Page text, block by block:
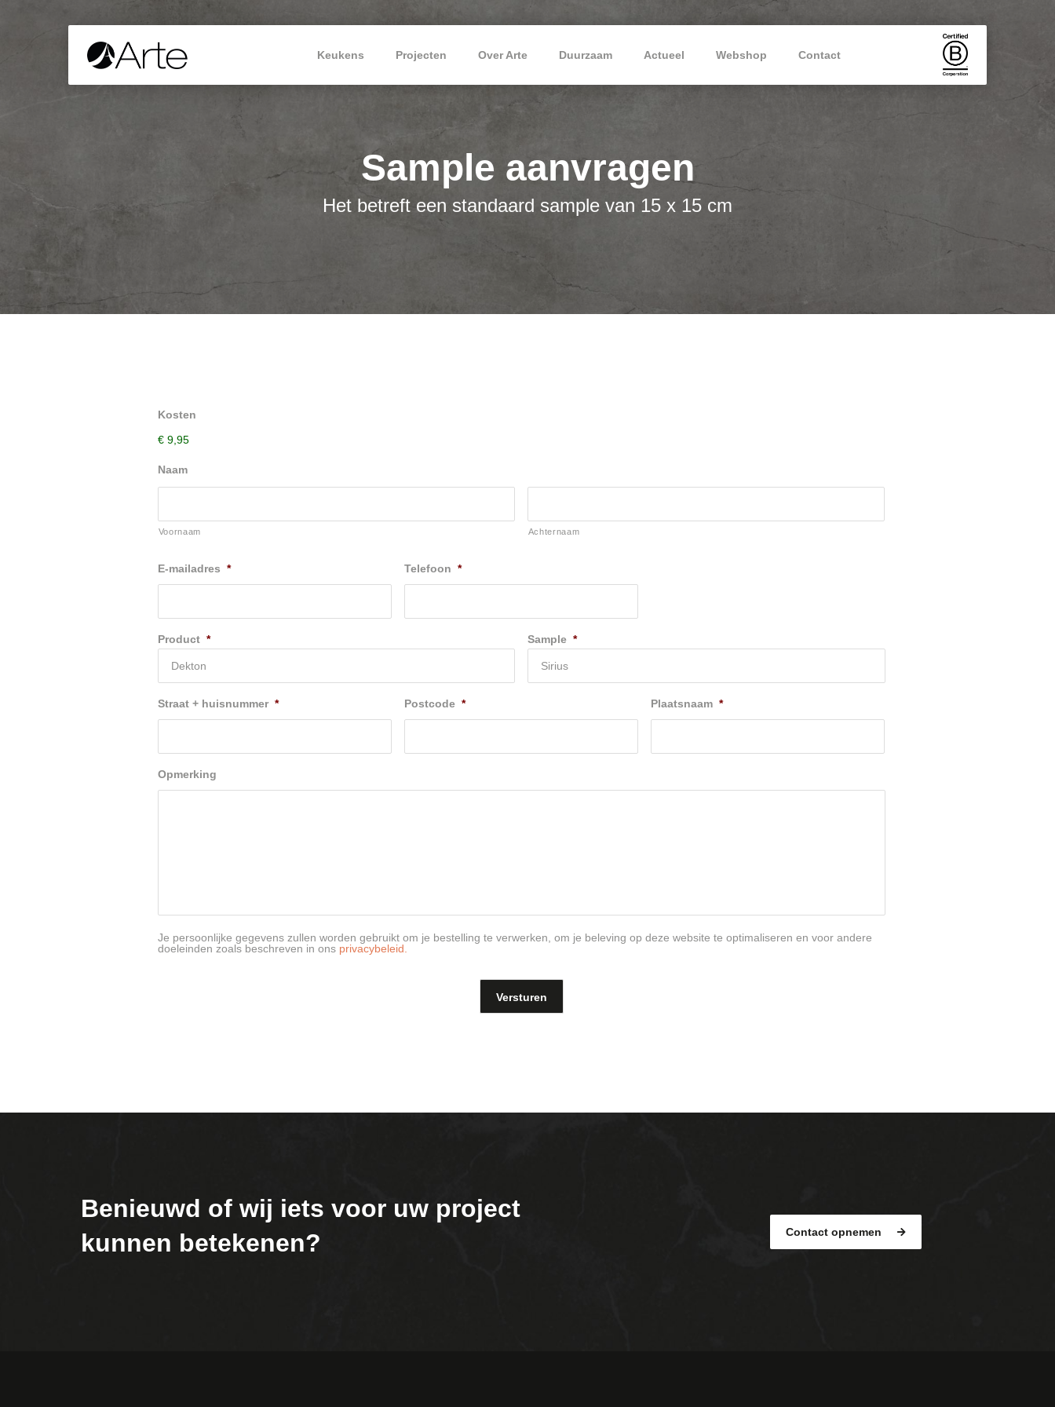
Keukens Projecten Over Arte Duurzaam Actueel Webshop Contact
Sample aanvragen
Het betreft een standaard sample van 15 x 15 cm
Kosten
€ 9,95
Naam
Voornaam Achternaam
E-mailadres * Telefoon *
Product * Sample *
Straat + huisnummer * Postcode * Plaatsnaam *
Opmerking
Je persoonlijke gegevens zullen worden gebruikt om je bestelling te verwerken, om je beleving op deze website te optimaliseren en voor andere
doeleinden zoals beschreven in ons privacybeleid.
Benieuwd of wij iets voor uw project
kunnen betekenen?
Contact opnemen